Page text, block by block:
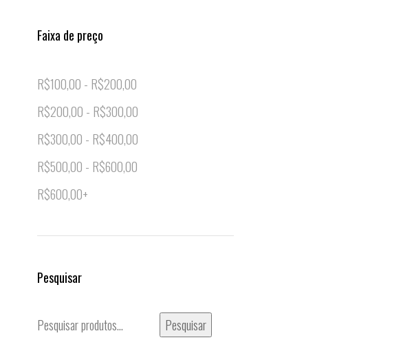
Faixa de preço
R$100,00 - R$200,00
R$200,00 - R$300,00
R$300,00 - R$400,00
R$500,00 - R$600,00
R$600,00+
Pesquisar
Pesquisar
Pesquisar